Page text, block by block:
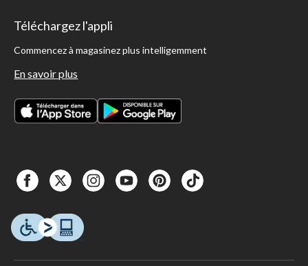
Téléchargez l'appli
Commencez à magasinez plus intelligemment
En savoir plus